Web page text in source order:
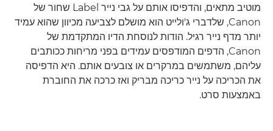
מוטיב מתאים, והדפיסו אותם על גבי נייר Label שחור של
Canon, שלדברי ג'ולייט הוא מושלם לצביעה מכיוון שהוא עמיד
יותר מדף נייר רגיל. הודות לנוסחת הדיו המתקדמת של
Canon, הדפים המודפסים עמידים בפני מריחות ככותבים
עליהם, משתמשים במרקרים או צובעים אותם. היא הדפיסה
את הכריכה על נייר כריכה מבריק ואז כרכה את החוברת
באמצעות סרט.